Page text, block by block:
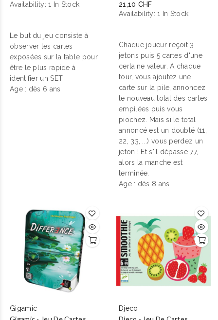
Availability:1 In Stock
Le but du jeu consiste à
observer les cartes
exposées sur la table pour
être le plus rapide à
identifier un SET.
Age : dès 6 ans
21,10 CHF
Availability:1 In Stock
Chaque joueur reçoit 3
jetons puis 5 cartes d'une
certaine valeur. A chaque
tour, vous ajoutez une
carte sur la pile, annoncez
le nouveau total des cartes
empilées puis vous
piochez. Mais si le total
annoncé est un doublé (11,
22, 33, ...) vous perdez un
jeton ! Et s'il dépasse 77,
alors la manche est
terminée.
Age : dès 8 ans
Gigamic Djeco